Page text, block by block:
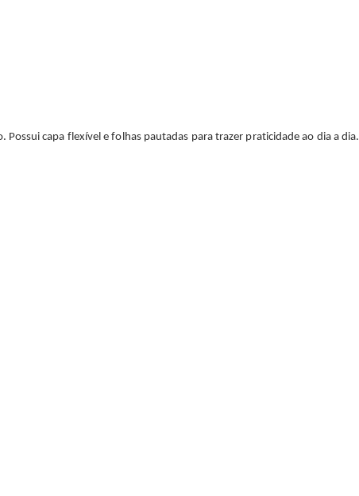
Possui capa flexível e folhas pautadas para trazer praticidade ao dia a dia.